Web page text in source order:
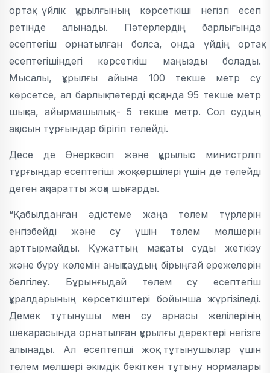
ортақ үйлік құрылғының көрсеткіші негізгі есеп
ретінде алынады. Пәтерлердің барлығында
есептегіш орнатылған болса, онда үйдің ортақ
есептегішіндегі көрсеткіш маңызды болады.
Мысалы, құрылғы айына 100 текше метр су
көрсетсе, ал барлық пәтерді қосқанда 95 текше метр
шықса, айырмашылық - 5 текше метр. Сол судың
ақысын тұрғындар бірігіп төлейді.
Десе де Өнеркәсіп және құрылыс министрлігі
тұрғындар есептегіші жоқ көршілері үшін де төлейді
деген ақпаратты жоққа шығарды.
“Қабылданған әдістеме жаңа төлем түрлерін
енгізбейді және су үшін төлем мөлшерін
арттырмайды. Құжаттың мақсаты суды жеткізу
және бұру көлемін анықтаудың бірыңғай ережелерін
белгілеу. Бұрынғыдай төлем су есептегіш
құралдарының көрсеткіштері бойынша жүргізіледі.
Демек тұтынушы мен су арнасы желілерінің
шекарасында орнатылған құрылғы деректері негізге
алынады. Ал есептегіші жоқ тұтынушылар үшін
төлем мөлшері әкімдік бекіткен тұтыну нормалары